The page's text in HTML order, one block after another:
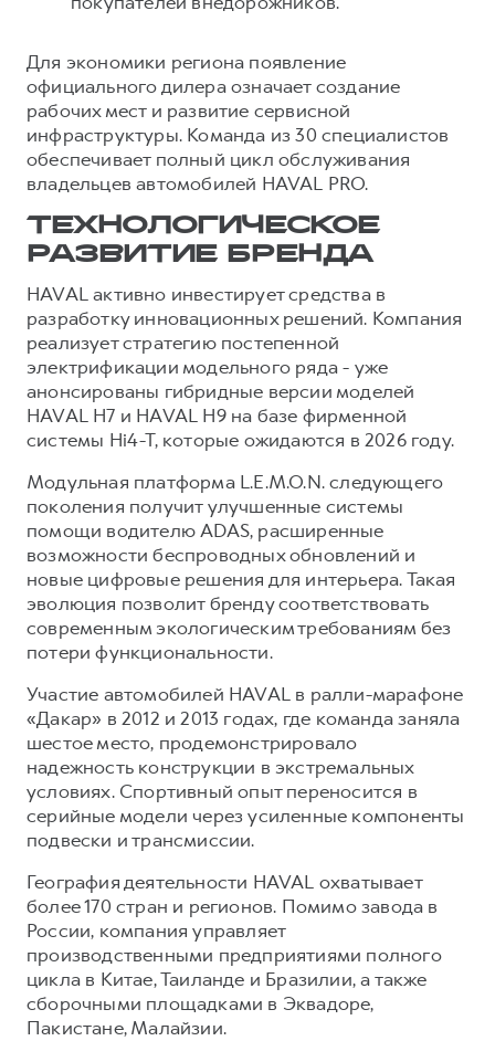
Для экономики региона появление
официального дилера означает создание
рабочих мест и развитие сервисной
инфраструктуры. Команда из 30 специалистов
обеспечивает полный цикл обслуживания
владельцев автомобилей HAVAL PRO.
ТЕХНОЛОГИЧЕСКОЕ
РАЗВИТИЕ БРЕНДА
HAVAL активно инвестирует средства в
разработку инновационных решений. Компания
реализует стратегию постепенной
электрификации модельного ряда - уже
анонсированы гибридные версии моделей
HAVAL H7 и HAVAL H9 на базе фирменной
системы Hi4-T, которые ожидаются в 2026 году.
Модульная платформа L.E.M.O.N. следующего
поколения получит улучшенные системы
помощи водителю ADAS, расширенные
возможности беспроводных обновлений и
новые цифровые решения для интерьера. Такая
эволюция позволит бренду соответствовать
современным экологическим требованиям без
потери функциональности.
Участие автомобилей HAVAL в ралли-марафоне
«Дакар» в 2012 и 2013 годах, где команда заняла
шестое место, продемонстрировало
надежность конструкции в экстремальных
условиях. Спортивный опыт переносится в
серийные модели через усиленные компоненты
подвески и трансмиссии.
География деятельности HAVAL охватывает
более 170 стран и регионов. Помимо завода в
России, компания управляет
производственными предприятиями полного
цикла в Китае, Таиланде и Бразилии, а также
сборочными площадками в Эквадоре,
Пакистане, Малайзии.